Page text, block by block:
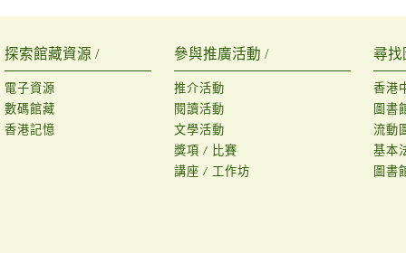
探索館藏資源 /
電子資源
數碼館藏
香港記憶
參與推廣活動 /
推介活動
閱讀活動
文學活動
獎項 / 比賽
講座 / 工作坊
尋找
香港
圖書
流動
基本
圖書